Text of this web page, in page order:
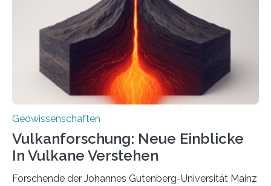
könnten, winzige Schwankungen sowohl in der
Richtung als auch in der Intensität des Erdmagnetfelds
wahrzunehmen. Dadurch konnten sie sich verorten und
über den Ozean navigieren. Vor einigen Jahren…
Geowissenschaften
Vulkanforschung: Neue Einblicke
In Vulkane Verstehen
Forschende der Johannes Gutenberg-Universität Mainz